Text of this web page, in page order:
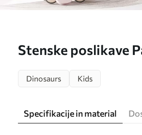
Stenske poslikave
Dinosaurs Kids
Specifikacije in material